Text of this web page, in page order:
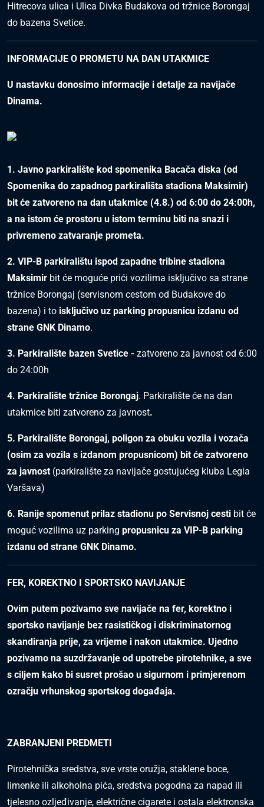
Hitrecova ulica i Ulica Divka Budakova od tržnice Borongaj
do bazena Svetice.
INFORMACIJE O PROMETU NA DAN UTAKMICE
U nastavku donosimo informacije i detalje za navijače
Dinama.
1. Javno parkiralište kod spomenika Bacača diska (od
Spomenika do zapadnog parkirališta stadiona Maksimir)
bit će zatvoreno na dan utakmice (4.8.) od 6:00 do 24:00h,
a na istom će prostoru u istom terminu biti na snazi i
privremeno zatvaranje prometa.
2. VIP-B parkiralištu ispod zapadne tribine stadiona
Maksimir bit će moguće prići vozilima isključivo sa strane
tržnice Borongaj (servisnom cestom od Budakove do
bazena) i to isključivo uz parking propusnicu izdanu od
strane GNK Dinamo.
3. Parkiralište bazen Svetice - zatvoreno za javnost od 6:00
do 24:00h
4. Parkiralište tržnice Borongaj. Parkiralište će na dan
utakmice biti zatvoreno za javnost.
5. Parkiralište Borongaj, poligon za obuku vozila i vozača
(osim za vozila s izdanom propusnicom) bit će zatvoreno
za javnost (parkiralište za navijače gostujućeg kluba Legia
Varšava)
6. Ranije spomenut prilaz stadionu po Servisnoj cesti bit će
moguć vozilima uz parking propusnicu za VIP-B parking
izdanu od strane GNK Dinamo.
FER, KOREKTNO I SPORTSKO NAVIJANJE
Ovim putem pozivamo sve navijače na fer, korektno i
sportsko navijanje bez rasističkog i diskriminatornog
skandiranja prije, za vrijeme i nakon utakmice. Ujedno
pozivamo na suzdržavanje od upotrebe pirotehnike, a sve
s ciljem kako bi susret prošao u sigurnom i primjerenom
ozračju vrhunskog sportskog događaja.
ZABRANJENI PREDMETI
Pirotehnička sredstva, sve vrste oružja, staklene boce,
limenke ili alkoholna pića, sredstva pogodna za napad ili
tjelesno ozljeđivanje, električne cigarete i ostala elektronska